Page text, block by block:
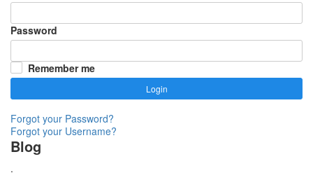
Password
Remember me
Login
Forgot your Password?
Forgot your Username?
Blog
.